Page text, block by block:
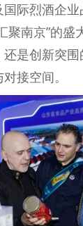
际烈酒企业
聚南京”的
是创新突
接空间。